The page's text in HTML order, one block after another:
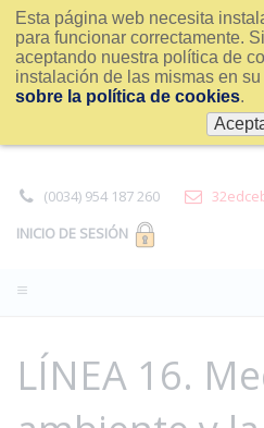
Esta página web necesita
para funcionar correctamente.
aceptando nuestra política de
instalación de las mismas en
sobre la política de cookies.
(0034) 954 187 260
INICIO DE SESIÓN
LÍNEA 16.